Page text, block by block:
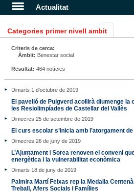
Actualitat
Categories primer nivell ambit
Criteris de cerca:
Àmbit: Benestar social
Resultat: 464 notícies
Dimarts 1 d'octubre de 2019
El pavelló de Puigverd acollirà diumenge la
les Resiolimpíades de Castellar del Vallès
Dimecres 25 de setembre de 2019
El curs escolar s’inicia amb l’atorgament
Dimecres 26 de juny de 2019
L’Ajuntament i Sorea renoven el conveni
energètica i la vulnerabilitat econòmica
Dimarts 18 de juny de 2019
Palmira Martí Feixas rep la Medalla
Treball, Afers Socials i Famílies